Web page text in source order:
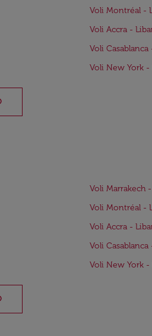
Voli Montréal -
Voli Accra -
Voli
Voli New York -
Voli Marrakech
Voli Montréal -
Voli Accra -
Voli
Voli New York -